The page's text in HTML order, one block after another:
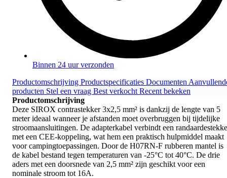
Binnen 24 uur verzonden
Productomschrijving Productspecificaties Documenten
producten Stel een vraag Best verkocht Recent bekeken
Productomschrijving
Deze SIROX contrastekker 3x2,5 mm² is dankzij de lengte van 5
meter ideaal wanneer je afstanden moet overbruggen bij tijdelijke
stroomaansluitingen. De adapterkabel verbindt een
met een CEE-koppeling, wat hem een praktisch hulpmiddel maakt
voor campingtoepassingen. Door de H07RN-F rubberen mantel is
de kabel bestand tegen temperaturen van -25°C tot 40°C. De drie
aders met een doorsnede van 2,5 mm² zijn geschikt voor een
nominale stroom tot 16A.